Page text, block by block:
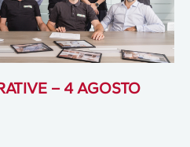
– 4 AGOSTO